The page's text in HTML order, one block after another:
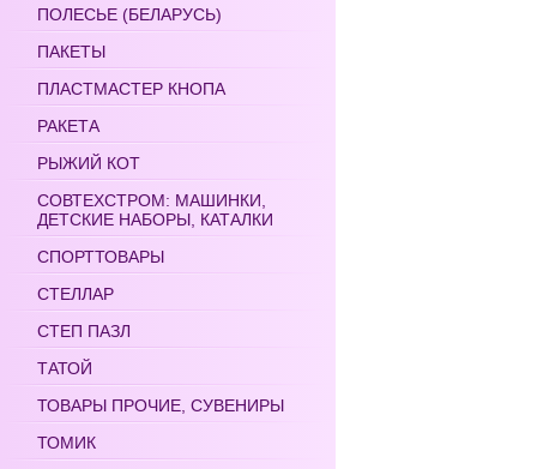
ПОЛЕСЬЕ (БЕЛАРУСЬ)
ПАКЕТЫ
ПЛАСТМАСТЕР КНОПА
РАКЕТА
РЫЖИЙ КОТ
СОВТЕХСТРОМ: МАШИНКИ,
ДЕТСКИЕ НАБОРЫ, КАТАЛКИ
СПОРТТОВАРЫ
СТЕЛЛАР
СТЕП ПАЗЛ
ТАТОЙ
ТОВАРЫ ПРОЧИЕ, СУВЕНИРЫ
ТОМИК